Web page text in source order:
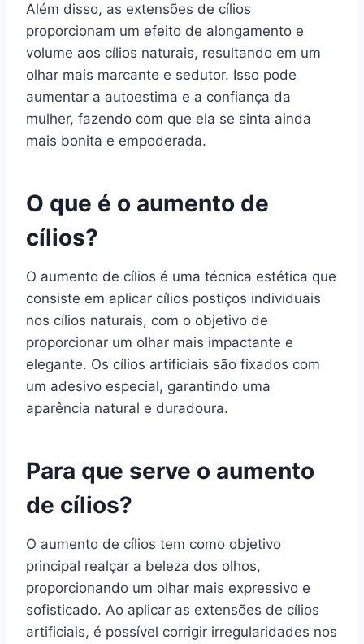
Além disso, as extensões de cílios
proporcionam um efeito de alongamento e
volume aos cílios naturais, resultando em um
olhar mais marcante e sedutor. Isso pode
aumentar a autoestima e a confiança da
mulher, fazendo com que ela se sinta ainda
mais bonita e empoderada.
O que é o aumento de
cílios?
O aumento de cílios é uma técnica estética que
consiste em aplicar cílios postiços individuais
nos cílios naturais, com o objetivo de
proporcionar um olhar mais impactante e
elegante. Os cílios artificiais são fixados com
um adesivo especial, garantindo uma
aparência natural e duradoura.
Para que serve o aumento
de cílios?
O aumento de cílios tem como objetivo
principal realçar a beleza dos olhos,
proporcionando um olhar mais expressivo e
sofisticado. Ao aplicar as extensões de cílios
artificiais, é possível corrigir irregularidades nos